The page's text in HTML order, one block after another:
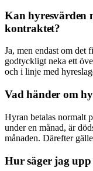
Kan hyresvärden
kontraktet?
Ja, men endast om det
godtyckligt neka ett
och i linje med
Vad händer om
Hyran betalas normalt
under en månad, är
månaden. Därefter
Hur säger jag